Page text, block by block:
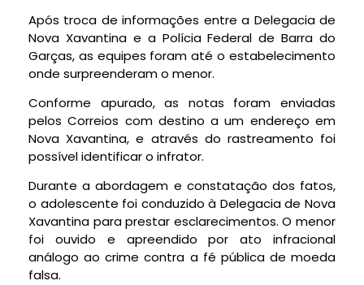
Após troca de informações entre a Delegacia de
Nova Xavantina e a Polícia Federal de Barra do
Garças, as equipes foram até o estabelecimento
onde surpreenderam o menor.
Conforme apurado, as notas foram enviadas
pelos Correios com destino a um endereço em
Nova Xavantina, e através do rastreamento foi
possível identificar o infrator.
Durante a abordagem e constatação dos fatos,
o adolescente foi conduzido à Delegacia de Nova
Xavantina para prestar esclarecimentos. O menor
foi ouvido e apreendido por ato infracional
análogo ao crime contra a fé pública de moeda
falsa.